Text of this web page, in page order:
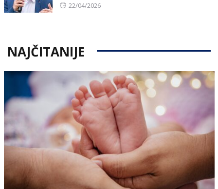
Posted
22/04/2026
NAJČITANIJE